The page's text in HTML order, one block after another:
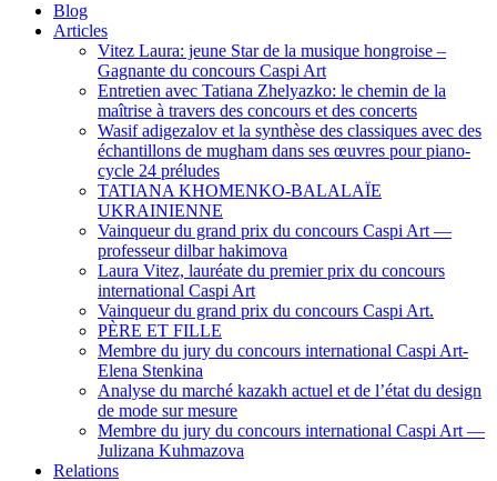
Blog
Articles
Vitez Laura: jeune Star de la musique hongroise –
Gagnante du concours Caspi Art
Entretien avec Tatiana Zhelyazko: le chemin de la
maîtrise à travers des concours et des concerts
Wasif adigezalov et la synthèse des classiques avec des
échantillons de mugham dans ses œuvres pour piano-
cycle 24 préludes
TATIANA KHOMENKO-BALALAÏE
UKRAINIENNE
Vainqueur du grand prix du concours Caspi Art —
professeur dilbar hakimova
Laura Vitez, lauréate du premier prix du concours
international Caspi Art
Vainqueur du grand prix du concours Caspi Art.
PÈRE ET FILLE
Membre du jury du concours international Caspi Art-
Elena Stenkina
Analyse du marché kazakh actuel et de l’état du design
de mode sur mesure
Membre du jury du concours international Caspi Art —
Julizana Kuhmazova
Relations